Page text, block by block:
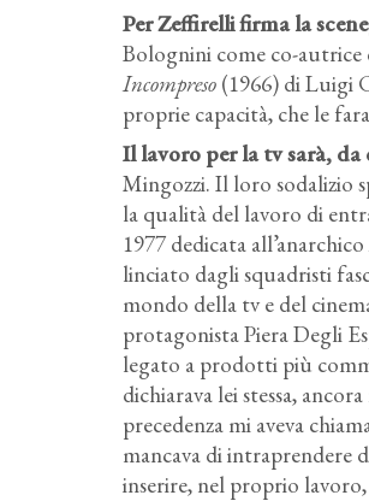
Per Zeffirelli firma la
Bolognini come co-
Incompreso (1966) di Luigi
proprie capacità, che le
Il lavoro per la tv sarà,
Mingozzi. Il loro sodalizio
la qualità del lavoro di
1977 dedicata
linciato dagli squadristi
mondo della tv e del
protagonista Piera Degli
legato a prodotti più
dichiarava lei stessa,
precedenza mi aveva
mancava di intraprendere
inserire, nel proprio lavoro,